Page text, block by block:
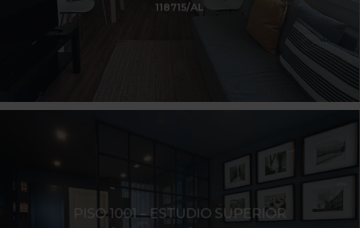
118715/AL
PISO 1001 – ESTUDIO SUPERIOR